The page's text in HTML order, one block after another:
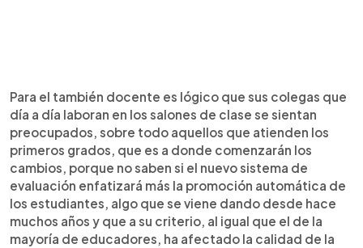
Para el también docente es lógico que sus colegas que
día a día laboran en los salones de clase se sientan
preocupados, sobre todo aquellos que atienden los
primeros grados, que es a donde comenzarán los
cambios, porque no saben si el nuevo sistema de
evaluación enfatizará más la promoción automática de
los estudiantes, algo que se viene dando desde hace
muchos años y que a su criterio, al igual que el de la
mayoría de educadores, ha afectado la calidad de la